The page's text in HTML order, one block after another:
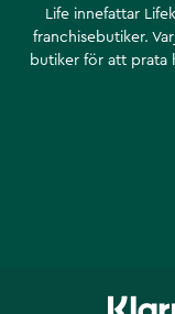
Life innefattar
franchisebutiker.
butiker för att prata